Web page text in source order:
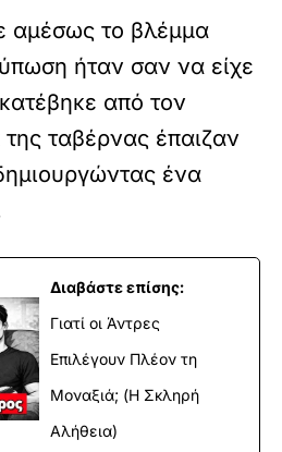
αμέσως το βλέμμα
ήταν σαν να είχε
από τον
ταβέρνας έπαιζαν
ένα
Διαβάστε επίσης:
Γιατί οι Άντρες
Επιλέγουν Πλέον τη
Μοναξιά; (Η Σκληρή
Αλήθεια)